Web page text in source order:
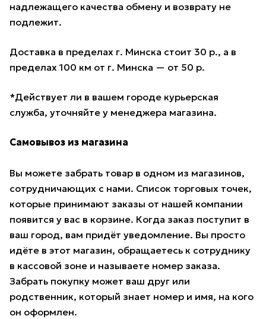
надлежащего качества обмену и возврату не
подлежит.
Доставка в пределах г. Минска стоит 30 р., а в
пределах 100 км от г. Минска — от 50 р.
*Действует ли в вашем городе курьерская
служба, уточняйте у менеджера магазина.
Самовывоз из магазина
Вы можете забрать товар в одном из магазинов,
сотрудничающих с нами. Список торговых точек,
которые принимают заказы от нашей компании
появится у вас в корзине. Когда заказ поступит в
ваш город, вам придёт уведомление. Вы просто
идёте в этот магазин, обращаетесь к сотруднику
в кассовой зоне и называете номер заказа.
Забрать покупку может ваш друг или
родственник, который знает номер и имя, на кого
он оформлен.